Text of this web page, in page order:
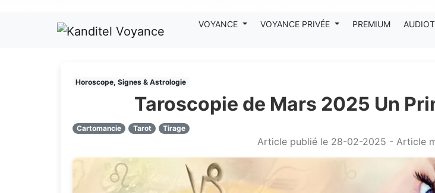
VOYANCE VOYANCE PRIVÉE PREMIUM
Horoscope, Signes & Astrologie
Taroscopie de Mars 2025 Un
Cartomancie Tarot Tirage
Article publié le 28-02-2025 - Article